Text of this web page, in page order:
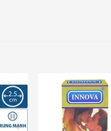
Add to
wishlist